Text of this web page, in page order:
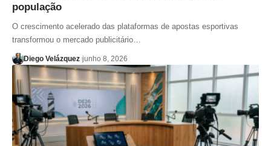
população
O crescimento acelerado das plataformas de apostas esportivas
transformou o mercado publicitário…
Diego Velázquez junho 8, 2026